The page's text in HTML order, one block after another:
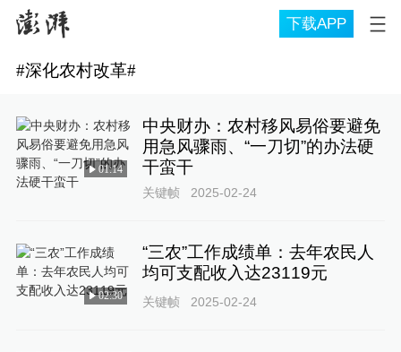
下载APP
#深化农村改革#
01:14
中央财办：农村移风易俗要避免
用急风骤雨、“一刀切”的办法硬
干蛮干
关键帧 2025-02-24
02:30
“三农”工作成绩单：去年农民人
均可支配收入达23119元
关键帧 2025-02-24